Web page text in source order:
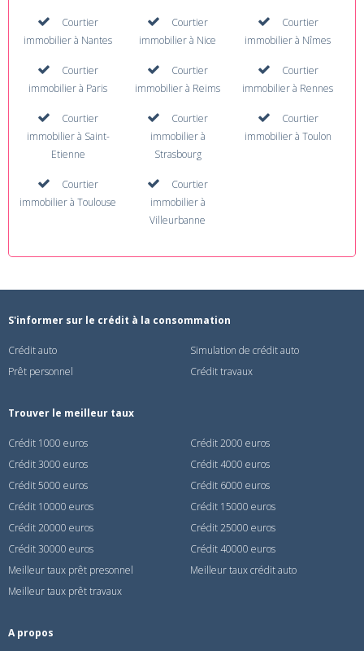
Courtier
immobilier à Nantes
Courtier
immobilier à Nice
Courtier
immobilier à Nîmes
Courtier
immobilier à Paris
Courtier
immobilier à Reims
Courtier
immobilier à Rennes
Courtier
immobilier à Saint-
Etienne
Courtier
immobilier à
Strasbourg
Courtier
immobilier à Toulon
Courtier
immobilier à Toulouse
Courtier
immobilier à
Villeurbanne
S'informer sur le crédit à la consommation
Crédit auto
Simulation de crédit auto
Prêt personnel
Crédit travaux
Trouver le meilleur taux
Crédit 1000 euros
Crédit 2000 euros
Crédit 3000 euros
Crédit 4000 euros
Crédit 5000 euros
Crédit 6000 euros
Crédit 10000 euros
Crédit 15000 euros
Crédit 20000 euros
Crédit 25000 euros
Crédit 30000 euros
Crédit 40000 euros
Meilleur taux prêt presonnel
Meilleur taux crédit auto
Meilleur taux prêt travaux
A propos